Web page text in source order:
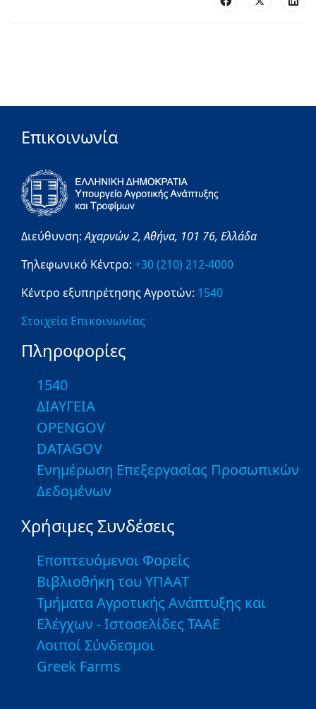
Επικοινωνία
Διεύθυνση:Αχαρνών 2,Αθήνα, 101 76, Ελλάδα
Τηλεφωνικό Κέντρο: +30 (210) 212-4000
Κέντρο εξυπηρέτησης Αγροτών: 1540
Στοιχεία Επικοινωνίας
Πληροφορίες
1540
ΔΙΑΥΓΕΙΑ
OPENGOV
DATAGOV
Ενημέρωση Επεξεργασίας Προσωπικών
Δεδομένων
Χρήσιμες Συνδέσεις
Εποπτευόμενοι Φορείς
Βιβλιοθήκη του ΥΠΑΑΤ
Τμήματα Αγροτικής Ανάπτυξης και
Ελέγχων - Ιστοσελίδες ΤΑΑΕ
Λοιποί Σύνδεσμοι
Greek Farms